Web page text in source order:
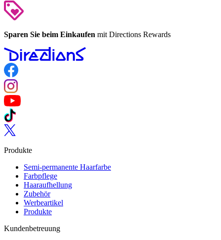
Sparen Sie beim Einkaufen mit Directions Rewards
Follow us on Facebook
Follow us on Instagram
Follow us on YouTube
Follow us on TikTok
Follow us on Twitter
Produkte
Semi-permanente Haarfarbe
Farbpflege
Haaraufhellung
Zubehör
Werbeartikel
Produkte
Kundenbetreuung